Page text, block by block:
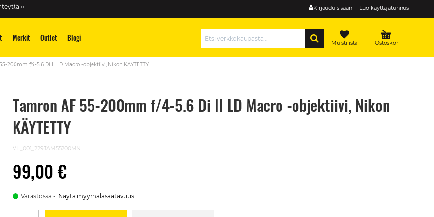
Kirjaudu sisään Luo käyttäjätunnus
››
Merkit Outlet Blogi Ostoskori
Muistilista
200mm f/4-5.6 Di II LD Macro -objektiivi, Nikon KÄYTETTY
Tamron AF 55-200mm f/4-5.6 Di II LD Macro -objektiivi, Nikon
KÄYTETTY
VL_001_229TAM55200MN
99,00 €
Varastossa Näytä myymäläsaatavuus